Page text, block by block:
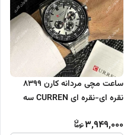
ساعت مچی مردانه کارن 8399
نقره ای-نقره ای CURREN سه
3,949,000